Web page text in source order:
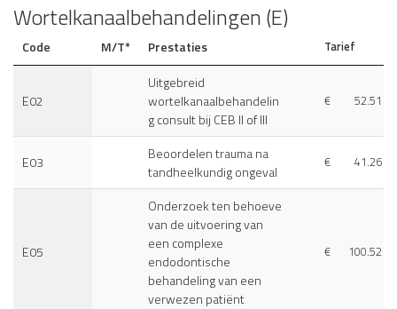
Wortelkanaalbehandelingen (E)
Code M/T* Prestaties Tarief
E02
Uitgebreid
wortelkanaalbehandelin
g consult bij CEB II of III
€ 52.51
E03
Beoordelen trauma na
tandheelkundig ongeval
€ 41.26
E05
Onderzoek ten behoeve
van de uitvoering van
een complexe
endodontische
behandeling van een
verwezen patiënt
€ 100.52